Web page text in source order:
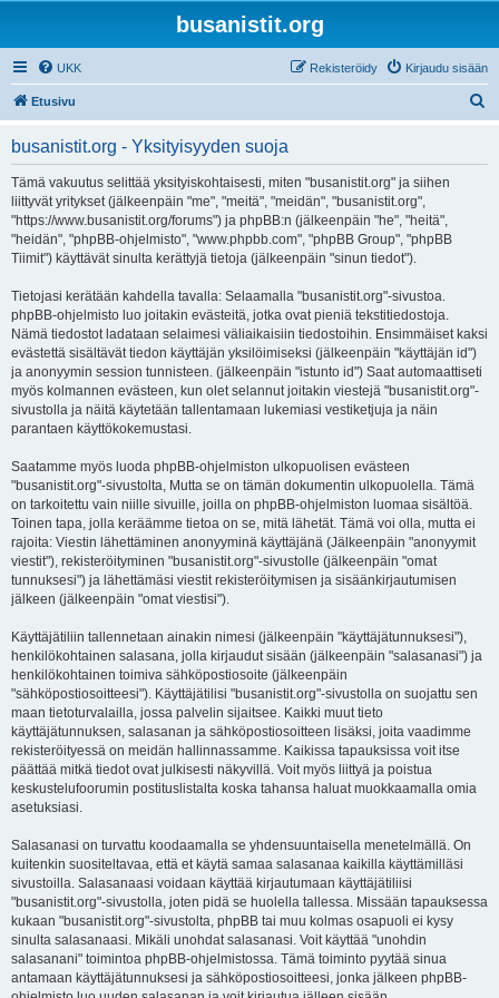
busanistit.org
UKK Kirjaudu sisään
Rekisteröidy
Etusivu
busanistit.org - Yksityisyyden suoja
Tämä vakuutus selittää yksityiskohtaisesti, miten "busanistit.org" ja siihen
liittyvät yritykset (jälkeenpäin "me", "meitä", "meidän", "busanistit.org",
"https://www.busanistit.org/forums") ja phpBB:n (jälkeenpäin "he", "heitä",
"heidän", "phpBB-ohjelmisto", "www.phpbb.com", "phpBB Group", "phpBB
Tiimit") käyttävät sinulta kerättyjä tietoja (jälkeenpäin "sinun tiedot").
Tietojasi kerätään kahdella tavalla: Selaamalla "busanistit.org"-sivustoa.
phpBB-ohjelmisto luo joitakin evästeitä, jotka ovat pieniä tekstitiedostoja.
Nämä tiedostot ladataan selaimesi väliaikaisiin tiedostoihin. Ensimmäiset kaksi
evästettä sisältävät tiedon käyttäjän yksilöimiseksi (jälkeenpäin "käyttäjän id")
ja anonyymin session tunnisteen. (jälkeenpäin "istunto id") Saat automaattiseti
myös kolmannen evästeen, kun olet selannut joitakin viestejä "busanistit.org"-
sivustolla ja näitä käytetään tallentamaan lukemiasi vestiketjuja ja näin
parantaen käyttökokemustasi.
Saatamme myös luoda phpBB-ohjelmiston ulkopuolisen evästeen
"busanistit.org"-sivustolta, Mutta se on tämän dokumentin ulkopuolella. Tämä
on tarkoitettu vain niille sivuille, joilla on phpBB-ohjelmiston luomaa sisältöä.
Toinen tapa, jolla keräämme tietoa on se, mitä lähetät. Tämä voi olla, mutta ei
rajoita: Viestin lähettäminen anonyyminä käyttäjänä (Jälkeenpäin "anonyymit
viestit"), rekisteröityminen "busanistit.org"-sivustolle (jälkeenpäin "omat
tunnuksesi") ja lähettämäsi viestit rekisteröitymisen ja sisäänkirjautumisen
jälkeen (jälkeenpäin "omat viestisi").
Käyttäjätiliin tallennetaan ainakin nimesi (jälkeenpäin "käyttäjätunnuksesi"),
henkilökohtainen salasana, jolla kirjaudut sisään (jälkeenpäin "salasanasi") ja
henkilökohtainen toimiva sähköpostiosoite (jälkeenpäin
"sähköpostiosoitteesi"). Käyttäjätilisi "busanistit.org"-sivustolla on suojattu sen
maan tietoturvalailla, jossa palvelin sijaitsee. Kaikki muut tieto
käyttäjätunnuksen, salasanan ja sähköpostiosoitteen lisäksi, joita vaadimme
rekisteröityessä on meidän hallinnassamme. Kaikissa tapauksissa voit itse
päättää mitkä tiedot ovat julkisesti näkyvillä. Voit myös liittyä ja poistua
keskustelufoorumin postituslistalta koska tahansa haluat muokkaamalla omia
asetuksiasi.
Salasanasi on turvattu koodaamalla se yhdensuuntaisella menetelmällä. On
kuitenkin suositeltavaa, että et käytä samaa salasanaa kaikilla käyttämilläsi
sivustoilla. Salasanaasi voidaan käyttää kirjautumaan käyttäjätiliisi
"busanistit.org"-sivustolla, joten pidä se huolella tallessa. Missään tapauksessa
kukaan "busanistit.org"-sivustolta, phpBB tai muu kolmas osapuoli ei kysy
sinulta salasanaasi. Mikäli unohdat salasanasi. Voit käyttää "unohdin
salasanani" toimintoa phpBB-ohjelmistossa. Tämä toiminto pyytää sinua
antamaan käyttäjätunnuksesi ja sähköpostiosoitteesi, jonka jälkeen phpBB-